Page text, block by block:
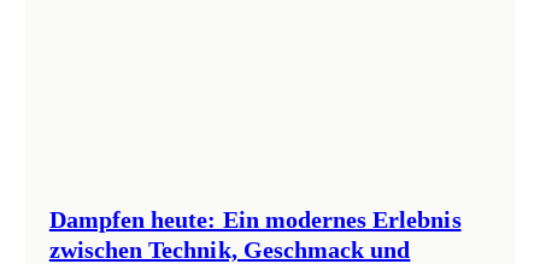
Dampfen heute: Ein modernes Erlebnis
zwischen Technik, Geschmack und